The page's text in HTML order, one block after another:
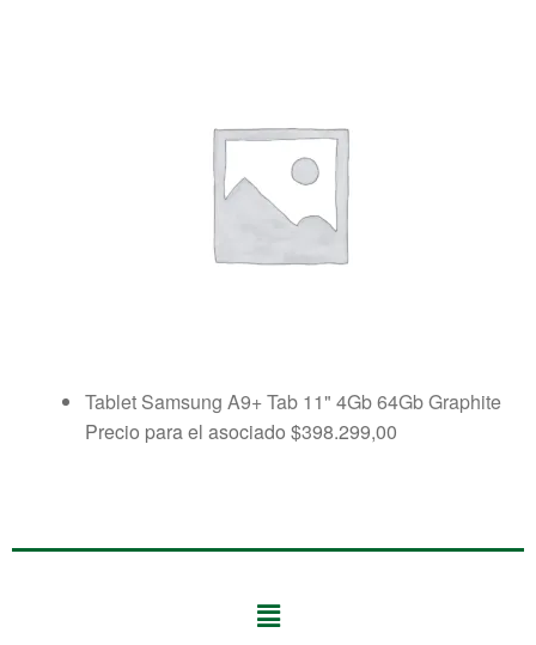
Tablet Samsung A9+ Tab 11" 4Gb 64Gb Graphite
Precio para el asociado $398.299,00